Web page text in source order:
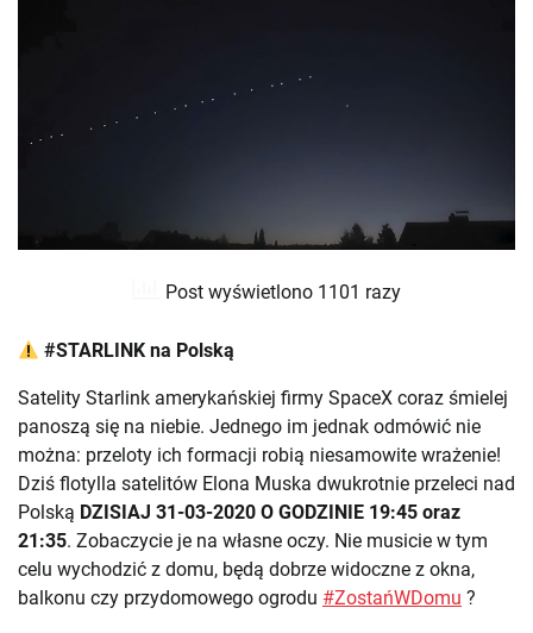
Post wyświetlono 1101 razy
#STARLINK na Polską
Satelity Starlink amerykańskiej firmy SpaceX coraz śmielej
panoszą się na niebie. Jednego im jednak odmówić nie
można: przeloty ich formacji robią niesamowite wrażenie!
Dziś flotylla satelitów Elona Muska dwukrotnie przeleci nad
Polską DZISIAJ 31-03-2020 O GODZINIE 19:45 oraz
21:35. Zobaczycie je na własne oczy. Nie musicie w tym
celu wychodzić z domu, będą dobrze widoczne z okna,
balkonu czy przydomowego ogrodu #ZostańWDomu ?